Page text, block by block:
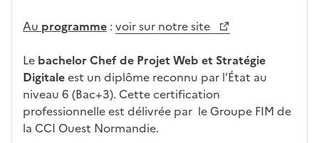
Au programme : voir sur notre site
Le bachelor Chef de Projet Web et Stratégie
Digitaleest un diplôme reconnu par l’État au
niveau 6 (Bac+3). Cette certification
professionnelle est délivrée par le Groupe FIM de
la CCI Ouest Normandie.